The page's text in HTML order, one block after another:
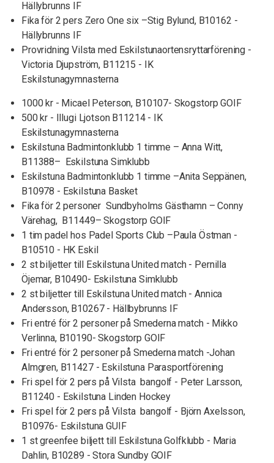
Hällybrunns IF
Fika för 2 pers Zero One six –Stig Bylund, B10162 -
Hällybrunns IF
Provridning Vilsta med Eskilstunaortensryttarförening -
Victoria Djupström, B11215 - IK
Eskilstunagymnasterna
1000 kr - Micael Peterson, B10107- Skogstorp GOIF
500 kr - Illugi Ljotson B11214 - IK
Eskilstunagymnasterna
Eskilstuna Badmintonklubb 1 timme – Anna Witt,
B11388– Eskilstuna Simklubb
Eskilstuna Badmintonklubb 1 timme –Anita Seppänen,
B10978 - Eskilstuna Basket
Fika för 2 personer Sundbyholms Gästhamn – Conny
Värehag, B11449– Skogstorp GOIF
1 tim padel hos Padel Sports Club –Paula Östman -
B10510 - HK Eskil
2 st biljetter till Eskilstuna United match - Pernilla
Öjemar, B10490- Eskilstuna Simklubb
2 st biljetter till Eskilstuna United match - Annica
Andersson, B10267 - Hällbybrunns IF
Fri entré för 2 personer på Smederna match - Mikko
Verlinna, B10190- Skogstorp GOIF
Fri entré för 2 personer på Smederna match -Johan
Almgren, B11427 - Eskilstuna Parasportförening
Fri spel för 2 pers på Vilsta bangolf - Peter Larsson,
B11240 - Eskilstuna Linden Hockey
Fri spel för 2 pers på Vilsta bangolf - Björn Axelsson,
B10976- Eskilstuna GUIF
1 st greenfee biljett till Eskilstuna Golfklubb - Maria
Dahlin, B10289 - Stora Sundby GOIF